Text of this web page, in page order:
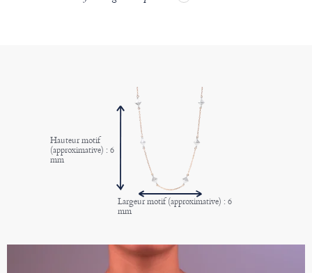
Hauteur motif
(approximative) : 6
mm
Largeur motif (approximative) : 6
mm